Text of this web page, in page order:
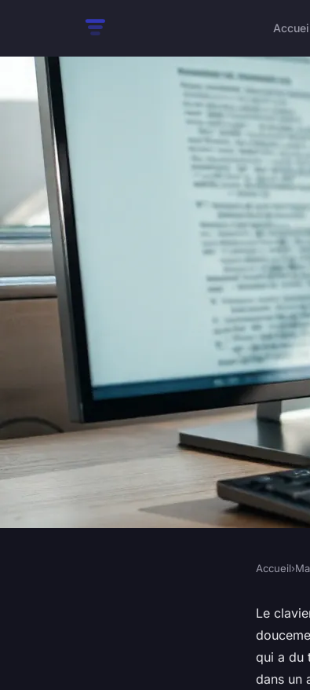
Découvrez
convertit vos
Accueil›
Le
qui a du
dans un